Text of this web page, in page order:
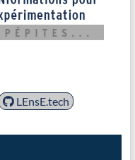
LEnsE.tech